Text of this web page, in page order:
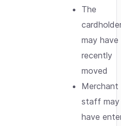
The
may have
recently
moved
Merchant
staff may
have